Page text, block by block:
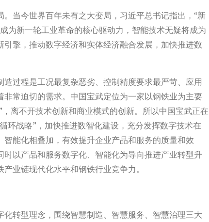
当今世界百年未有之大变局，习近平总书记指出，“新
为新一轮工业革命的核心驱动力，智能技术无疑将成为
擎，推动数字经济和实体经济融合发展，加快推进数
过程是工况最复杂恶劣、控制精度要求最严苛、应用
常迫切的需求。中国宝武定位为一家以钢铁业为主要
离不开技术创新和商业模式的创新。所以中国宝武正在
环战略”，加快推进数智化建设，充分发挥数字技术在
能化相叠加，有效提升企业产品和服务的质量和效
以产品和服务数字化、智能化为导向推进产业转型升
业链现代化水平和钢铁行业竞争力。
转型理念，围绕智慧制造、智慧服务、智慧治理三大